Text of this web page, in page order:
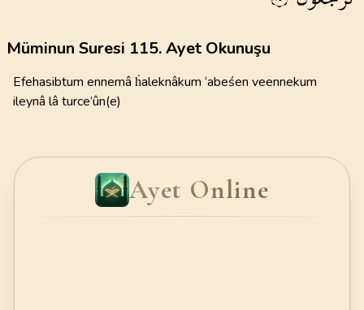
Müminun Suresi 115. Ayet Okunuşu
Efehasibtum ennemâ ḣaleknâkum ‘abeśen veennekum
ileynâ lâ turce’ûn(e)
Ayet Online